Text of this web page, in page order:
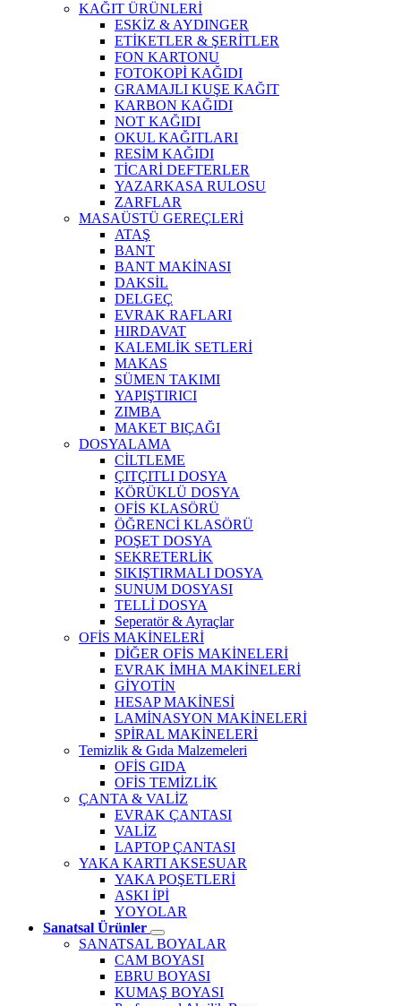
KAĞIT ÜRÜNLERİ
ESKİZ & AYDINGER
ETİKETLER & ŞERİTLER
FON KARTONU
FOTOKOPİ KAĞIDI
GRAMAJLI KUŞE KAĞIT
KARBON KAĞIDI
NOT KAĞIDI
OKUL KAĞITLARI
RESİM KAĞIDI
TİCARİ DEFTERLER
YAZARKASA RULOSU
ZARFLAR
MASAÜSTÜ GEREÇLERİ
ATAŞ
BANT
BANT MAKİNASI
DAKSİL
DELGEÇ
EVRAK RAFLARI
HIRDAVAT
KALEMLİK SETLERİ
MAKAS
SÜMEN TAKIMI
YAPIŞTIRICI
ZIMBA
MAKET BIÇAĞI
DOSYALAMA
CİLTLEME
ÇITÇITLI DOSYA
KÖRÜKLÜ DOSYA
OFİS KLASÖRÜ
ÖĞRENCİ KLASÖRÜ
POŞET DOSYA
SEKRETERLİK
SIKIŞTIRMALI DOSYA
SUNUM DOSYASI
TELLİ DOSYA
Seperatör & Ayraçlar
OFİS MAKİNELERİ
DİĞER OFİS MAKİNELERİ
EVRAK İMHA MAKİNELERİ
GİYOTİN
HESAP MAKİNESİ
LAMİNASYON MAKİNELERİ
SPİRAL MAKİNELERİ
Temizlik & Gıda Malzemeleri
OFİS GIDA
OFİS TEMİZLİK
ÇANTA & VALİZ
EVRAK ÇANTASI
VALİZ
LAPTOP ÇANTASI
YAKA KARTI AKSESUAR
YAKA POŞETLERİ
ASKI İPİ
YOYOLAR
Sanatsal Ürünler
SANATSAL BOYALAR
CAM BOYASI
EBRU BOYASI
KUMAŞ BOYASI